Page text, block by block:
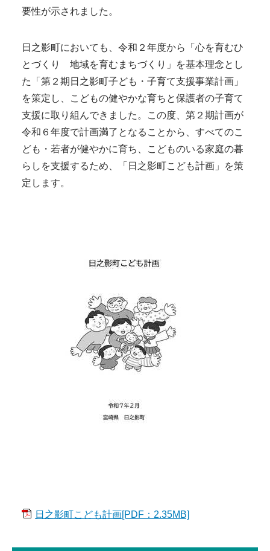
要性が示されました。
日之影町においても、令和２年度から「心を育むひ
とづくり 地域を育むまちづくり」を基本理念とし
た「第２期日之影町子ども・子育て支援事業計画」
を策定し、こどもの健やかな育ちと保護者の子育て
支援に取り組んできました。この度、第２期計画が
令和６年度で計画満了となることから、すべてのこ
ども・若者が健やかに育ち、こどものいる家庭の暮
らしを支援するため、「日之影町こども計画」を策
定します。
日之影町こども計画[PDF：2.35MB]